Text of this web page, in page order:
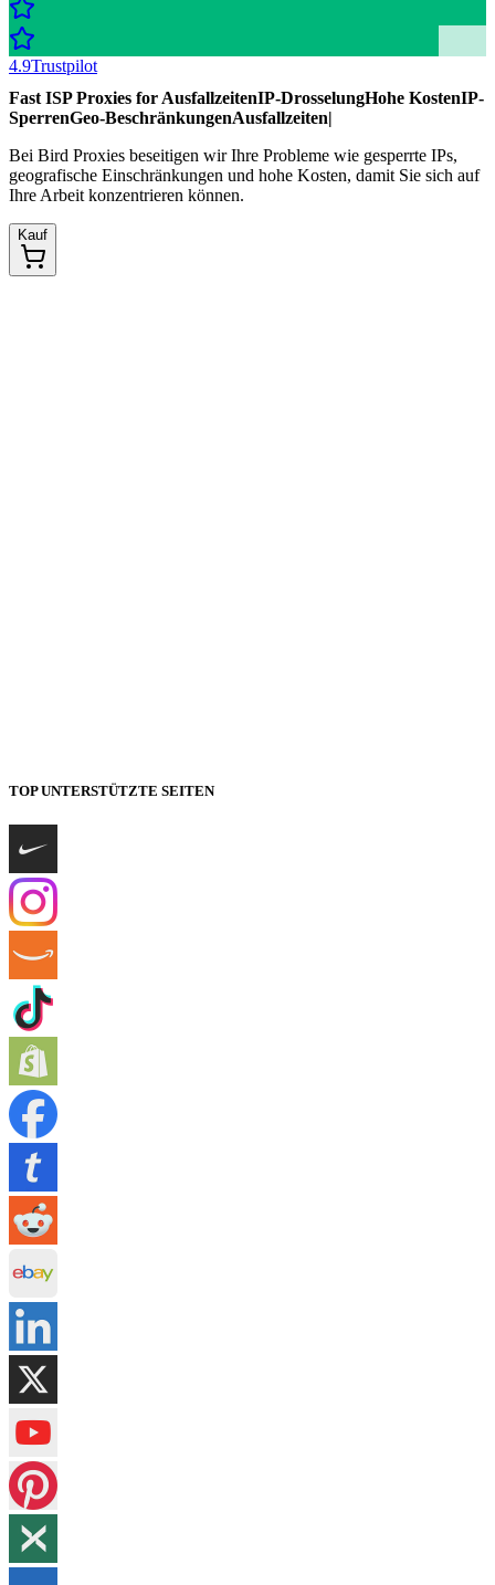
4.9Trustpilot
Fast ISP Proxies for AusfallzeitenIP-DrosselungHohe KostenIP-
SperrenGeo-BeschränkungenAusfallzeiten|
Bei Bird Proxies beseitigen wir Ihre Probleme wie gesperrte IPs,
geografische Einschränkungen und hohe Kosten, damit Sie sich auf
Ihre Arbeit konzentrieren können.
Kauf
TOP UNTERSTÜTZTE SEITEN